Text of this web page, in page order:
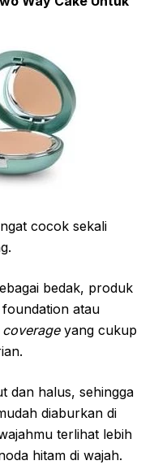
cocok sekali
bedak, produk
atau
coverageyang cukup
dan halus, sehingga
diaburkan di
terlihat lebih
hitam di wajah.